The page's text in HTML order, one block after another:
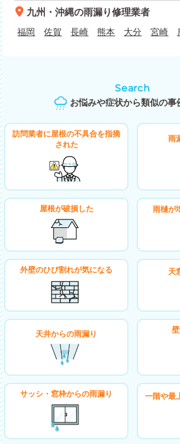
九州・沖縄の雨漏り修理業者
福岡
佐賀 長崎 熊本 大分 宮崎
お悩みや症状から類似の事
Search
訪問業者に屋根の不具合を指摘
された
雨
屋根が破損した 雨樋が
外壁のひび割れが気になる 天
天井からの雨漏り
サッシ・窓枠からの雨漏り 一階や最